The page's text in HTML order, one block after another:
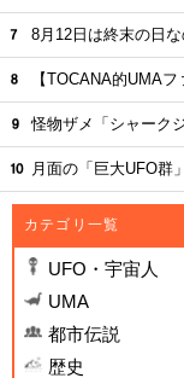
8月12日は終末の日
【TOCANA的UMA
怪物ザメ「シャーク
月面の「巨大UFO群
カテゴリ一覧
UFO・宇宙人
UMA
都市伝説
歴史